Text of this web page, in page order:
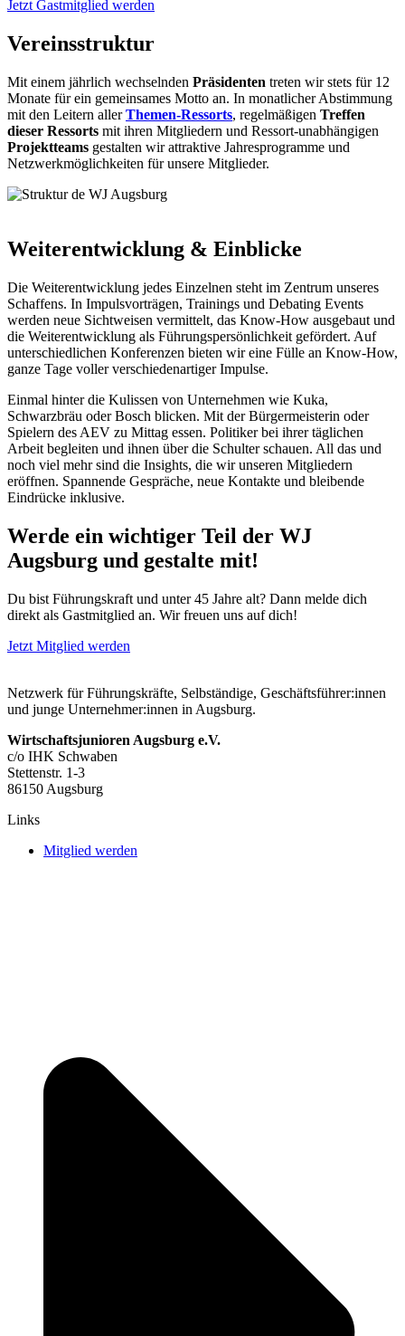
Jetzt Gastmitglied werden
Vereinsstruktur
Mit einem jährlich wechselnden Präsidenten treten wir stets für 12
Monate für ein gemeinsames Motto an. In monatlicher Abstimmung
mit den Leitern allerThemen-Ressorts, regelmäßigen Treffen
dieser Ressorts mit ihren Mitgliedern und Ressort-unabhängigen
Projektteams gestalten wir attraktive Jahresprogramme und
Netzwerkmöglichkeiten für unsere Mitglieder.
Weiterentwicklung & Einblicke
Die Weiterentwicklung jedes Einzelnen steht im Zentrum unseres
Schaffens. In Impulsvorträgen, Trainings und Debating Events
werden neue Sichtweisen vermittelt, das Know-How ausgebaut und
die Weiterentwicklung als Führungspersönlichkeit gefördert. Auf
unterschiedlichen Konferenzen bieten wir eine Fülle an Know-How,
ganze Tage voller verschiedenartiger Impulse.
Einmal hinter die Kulissen von Unternehmen wie Kuka,
Schwarzbräu oder Bosch blicken. Mit der Bürgermeisterin oder
Spielern des AEV zu Mittag essen. Politiker bei ihrer täglichen
Arbeit begleiten und ihnen über die Schulter schauen. All das und
noch viel mehr sind die Insights, die wir unseren Mitgliedern
eröffnen. Spannende Gespräche, neue Kontakte und bleibende
Eindrücke inklusive.
Werde ein wichtiger Teil der WJ
Augsburg und gestalte mit!
Du bist Führungskraft und unter 45 Jahre alt? Dann melde dich
direkt als Gastmitglied an. Wir freuen uns auf dich!
Jetzt Mitglied werden
Netzwerk für Führungskräfte, Selbständige, Geschäftsführer:innen
und junge Unternehmer:innen in Augsburg.
Wirtschaftsjunioren Augsburg e.V.
c/o IHK Schwaben
Stettenstr. 1-3
86150 Augsburg
Links
Mitglied werden